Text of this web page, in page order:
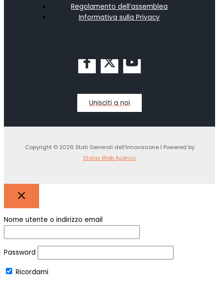
Regolamento dell’assemblea
Informativa sulla Privacy
Unisciti a noi
Copyright © 2026 Stati Generali dell'Innovazione | Powered by
Stolas Web Agency
Nome utente o indirizzo email
Password
Ricordami